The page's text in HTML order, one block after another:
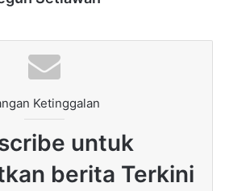
Ketinggalan
untuk
berita Terkini